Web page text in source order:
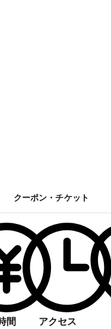
クーポン・チケット
間 アクセス